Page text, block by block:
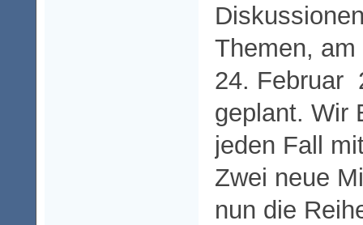
Themen,
24. Februar
geplant. Wir
jeden Fall
Zwei neue
nun die